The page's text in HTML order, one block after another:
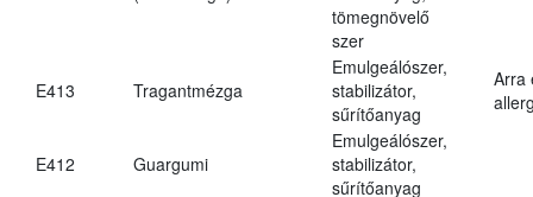
tömegnövelő
szer
E413 Tragantmézga
Emulgeálószer,
stabilizátor,
sűrítőanyag
Arra
E412 Guargumi
Emulgeálószer,
stabilizátor,
sűrítőanyag